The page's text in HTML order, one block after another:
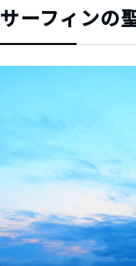
サーフィンの